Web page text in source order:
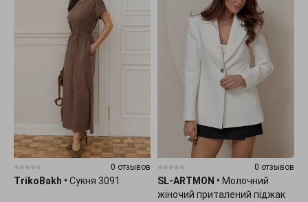
0 отзывов
TrikoBakh • Сукня 3091
0 отзывов
SL-ARTMON • Молочний
жіночий приталений піджак